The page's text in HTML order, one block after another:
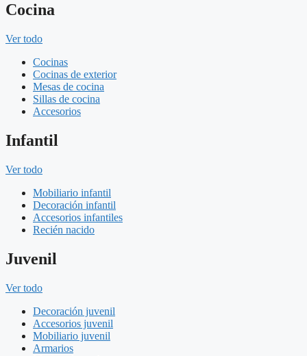
Cocina
Ver todo
Cocinas
Cocinas de exterior
Mesas de cocina
Sillas de cocina
Accesorios
Infantil
Ver todo
Mobiliario infantil
Decoración infantil
Accesorios infantiles
Recién nacido
Juvenil
Ver todo
Decoración juvenil
Accesorios juvenil
Mobiliario juvenil
Armarios